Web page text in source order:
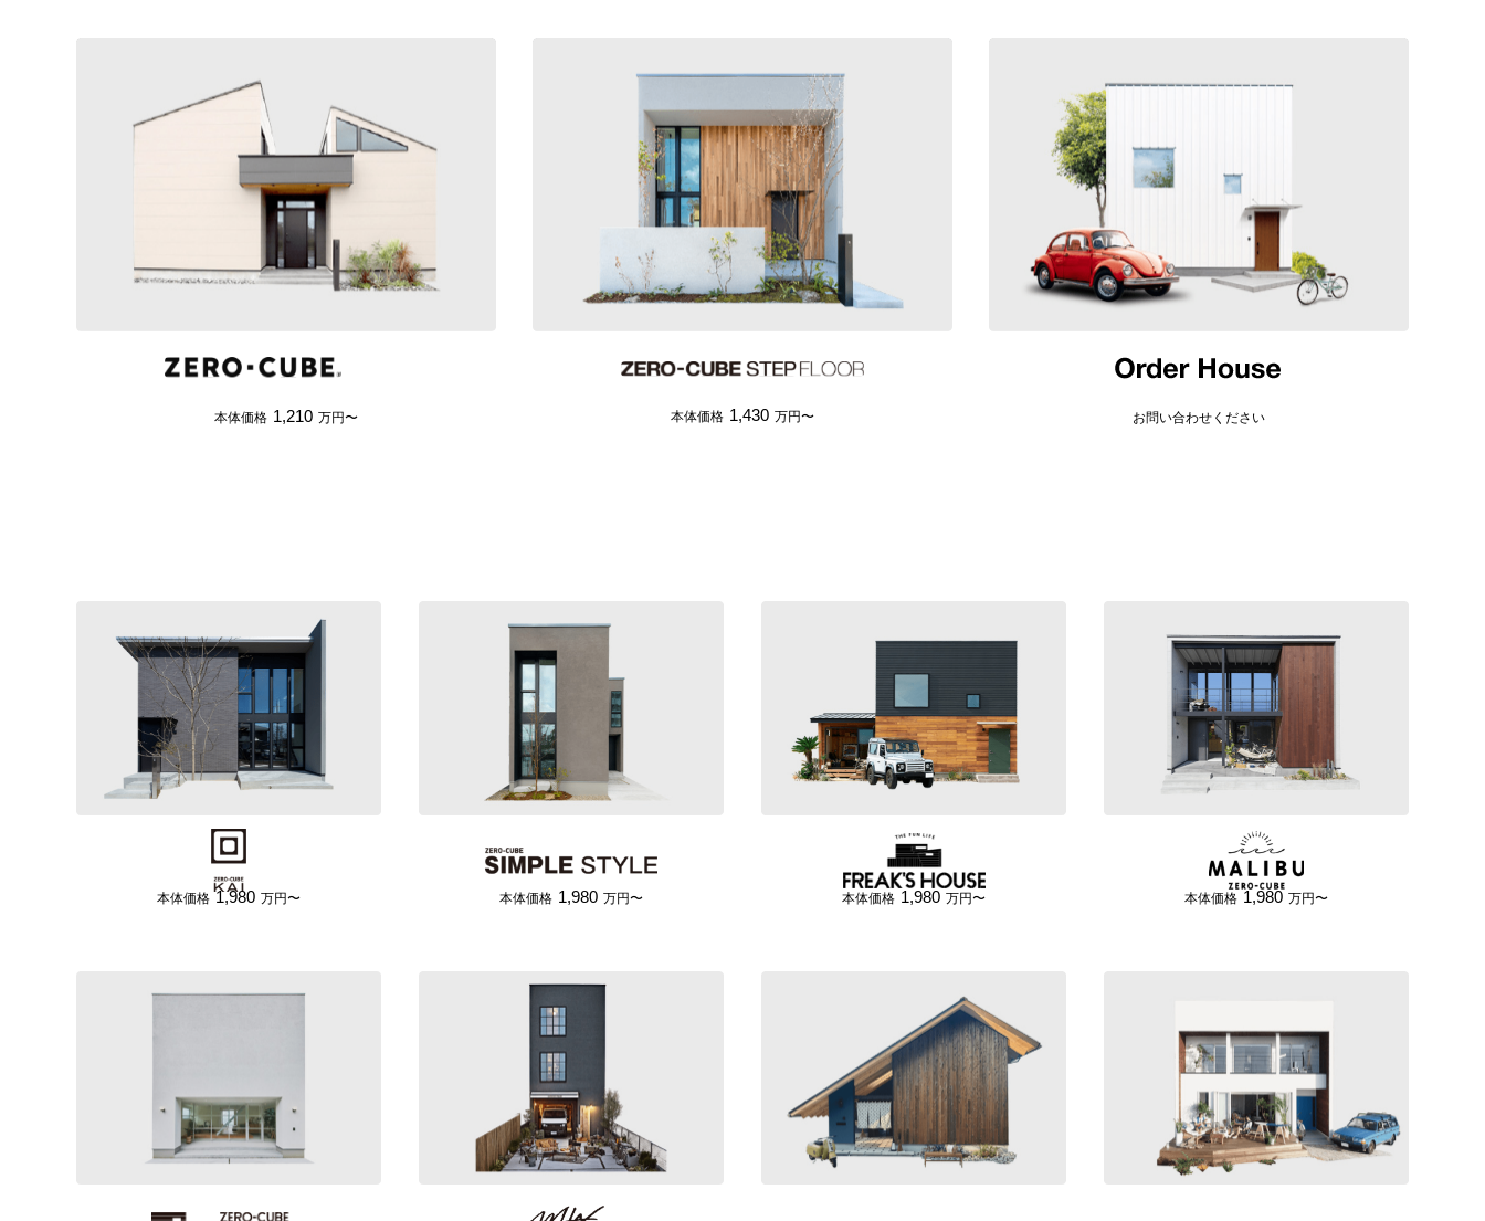
本体価格 1,210 万円〜 本体価格 1,430 万円〜 お問い合わせください
本体価格 1,980 万円〜 本体価格 1,980 万円〜 本体価格 1,980 万円〜 本体価格 1,980 万円〜